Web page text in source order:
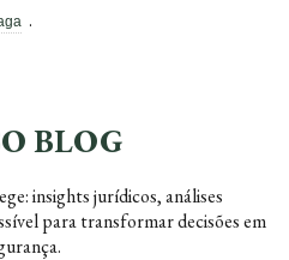
.
BLOG
insights jurídicos, análises
para transformar decisões em